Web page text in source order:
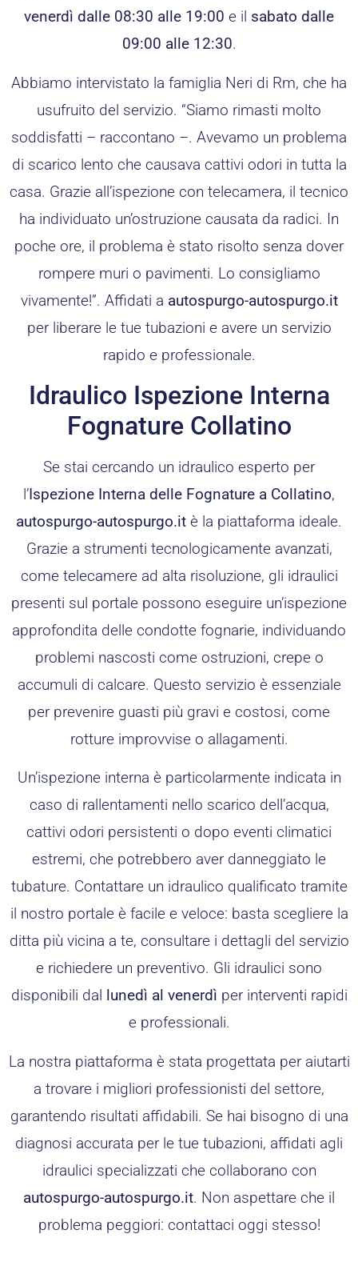
venerdì dalle 08:30 alle 19:00 e il sabato dalle
09:00 alle 12:30.
Abbiamo intervistato la famiglia Neri di Rm, che ha
usufruito del servizio. “Siamo rimasti molto
soddisfatti – raccontano –. Avevamo un problema
di scarico lento che causava cattivi odori in tutta la
casa. Grazie all’ispezione con telecamera, il tecnico
ha individuato un’ostruzione causata da radici. In
poche ore, il problema è stato risolto senza dover
rompere muri o pavimenti. Lo consigliamo
vivamente!”. Affidati a autospurgo-autospurgo.it
per liberare le tue tubazioni e avere un servizio
rapido e professionale.
Idraulico Ispezione Interna
Fognature Collatino
Se stai cercando un idraulico esperto per
l’Ispezione Interna delle Fognature a Collatino,
autospurgo-autospurgo.it è la piattaforma ideale.
Grazie a strumenti tecnologicamente avanzati,
come telecamere ad alta risoluzione, gli idraulici
presenti sul portale possono eseguire un’ispezione
approfondita delle condotte fognarie, individuando
problemi nascosti come ostruzioni, crepe o
accumuli di calcare. Questo servizio è essenziale
per prevenire guasti più gravi e costosi, come
rotture improvvise o allagamenti.
Un’ispezione interna è particolarmente indicata in
caso di rallentamenti nello scarico dell’acqua,
cattivi odori persistenti o dopo eventi climatici
estremi, che potrebbero aver danneggiato le
tubature. Contattare un idraulico qualificato tramite
il nostro portale è facile e veloce: basta scegliere la
ditta più vicina a te, consultare i dettagli del servizio
e richiedere un preventivo. Gli idraulici sono
disponibili dal lunedì al venerdì per interventi rapidi
e professionali.
La nostra piattaforma è stata progettata per aiutarti
a trovare i migliori professionisti del settore,
garantendo risultati affidabili. Se hai bisogno di una
diagnosi accurata per le tue tubazioni, affidati agli
idraulici specializzati che collaborano con
autospurgo-autospurgo.it. Non aspettare che il
problema peggiori: contattaci oggi stesso!